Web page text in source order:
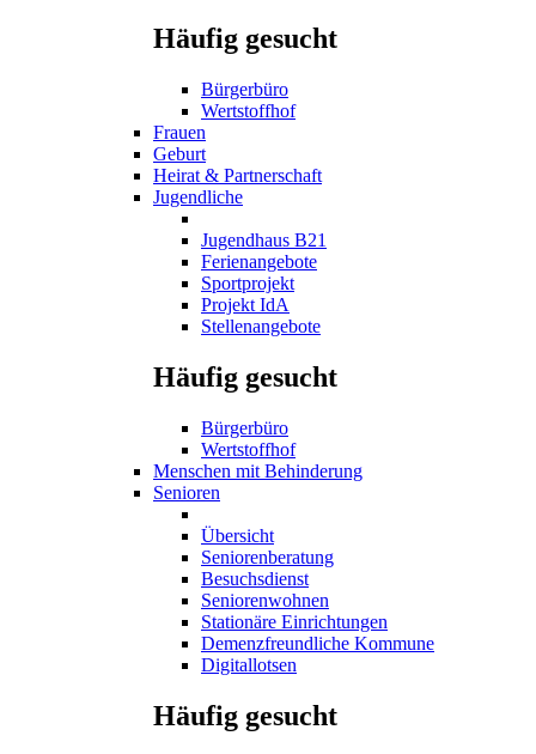
Häufig gesucht
Bürgerbüro
Wertstoffhof
Frauen
Geburt
Heirat & Partnerschaft
Jugendliche
Jugendhaus B21
Ferienangebote
Sportprojekt
Projekt IdA
Stellenangebote
Häufig gesucht
Bürgerbüro
Wertstoffhof
Menschen mit Behinderung
Senioren
Übersicht
Seniorenberatung
Besuchsdienst
Seniorenwohnen
Stationäre Einrichtungen
Demenzfreundliche Kommune
Digitallotsen
Häufig gesucht